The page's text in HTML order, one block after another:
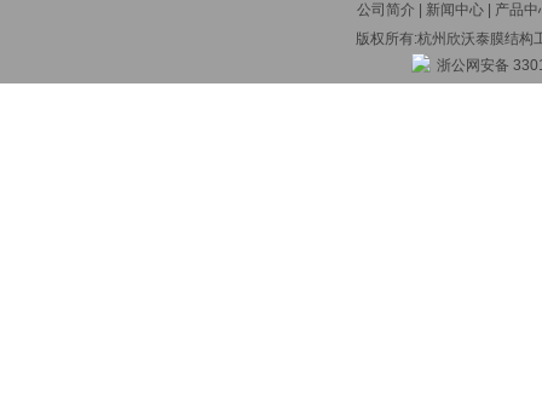
公司简介 新闻中心
产品中
版权所有:杭州欣沃泰膜结构
浙公网安备